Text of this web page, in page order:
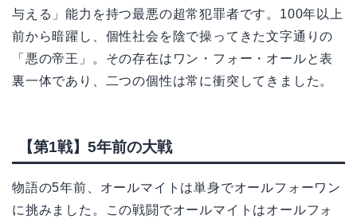
与える」能力を持つ最悪の超常犯罪者です。100年以上
前から暗躍し、個性社会を陰で操ってきた文字通りの
「悪の帝王」。その存在はワン・フォー・オールと表
裏一体であり、二つの個性は常に衝突してきました。
【第1戦】5年前の大戦
物語の5年前、オールマイトは単身でオールフォーワン
に挑みました。この戦闘でオールマイトはオールフォ